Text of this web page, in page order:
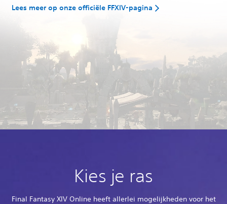
Lees meer op onze officiële FFXIV-pagina
Kies je ras
Final Fantasy XIV Online heeft allerlei mogelijkheden voor het